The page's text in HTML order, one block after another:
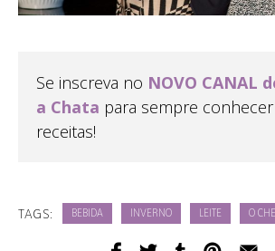
Se inscreva no NOVO CANAL
a Chata para sempre
receitas!
TAGS: BEBIDA INVERNO LEITE O